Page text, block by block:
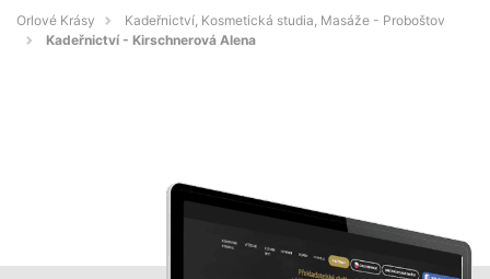
Orlové Krásy
Kadeřnictví, Kosmetická studia, Masáže - Proboštov
Kadeřnictví - Kirschnerová Alena